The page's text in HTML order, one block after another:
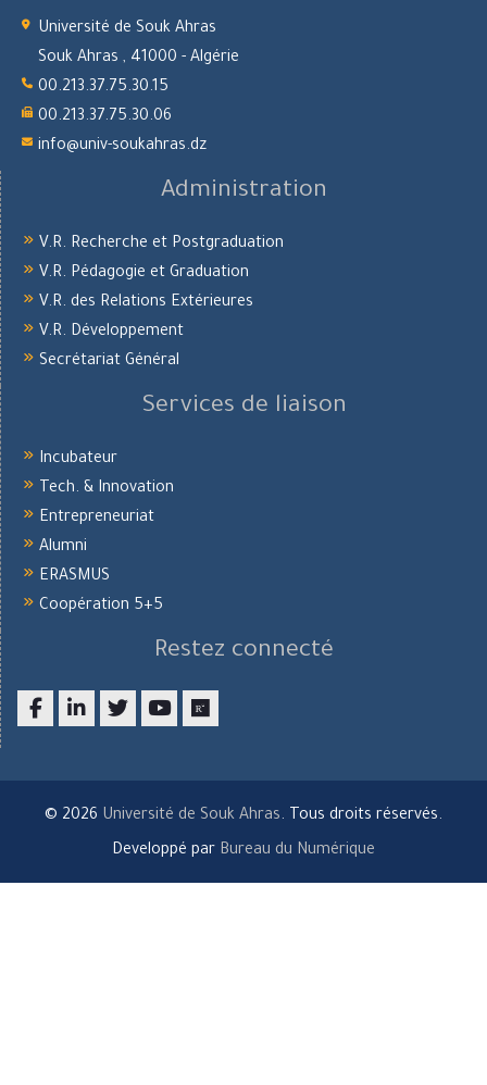
Université de Souk Ahras
Souk Ahras , 41000 - Algérie
00.213.37.75.30.15
00.213.37.75.30.06
info@univ-soukahras.dz
Administration
V.R. Recherche et Postgraduation
V.R. Pédagogie et Graduation
V.R. des Relations Extérieures
V.R. Développement
Secrétariat Général
Services de liaison
Incubateur
Tech. & Innovation
Entrepreneuriat
Alumni
ERASMUS
Coopération 5+5
Restez connecté
© 2026 Université de Souk Ahras. Tous droits réservés.
Developpé par Bureau du Numérique